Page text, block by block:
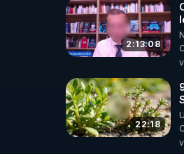
2:13:08
22:18